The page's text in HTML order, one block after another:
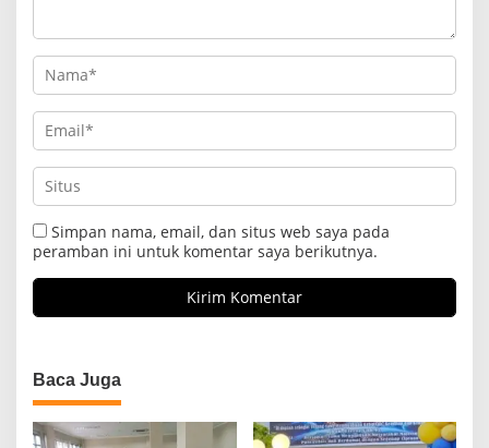
Simpan nama, email, dan situs web saya pada
peramban ini untuk komentar saya berikutnya.
Baca Juga